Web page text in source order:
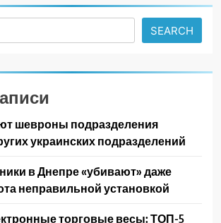
SEARCH
шевроны подразделения
украинских подразделений
в Днепре «убивают» даже
неправильной установкой
торговые весы: ТОП-5